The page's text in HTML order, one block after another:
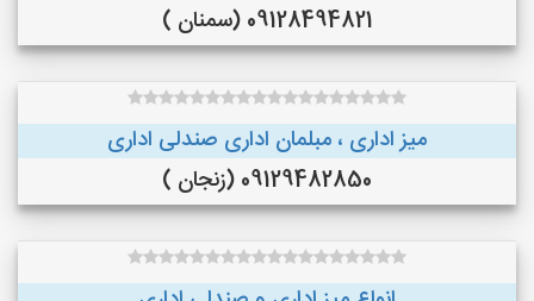
09128494821 (سمنان )
میز اداری ، مبلمان اداری صندلی اداری
09129482850 (زنجان )